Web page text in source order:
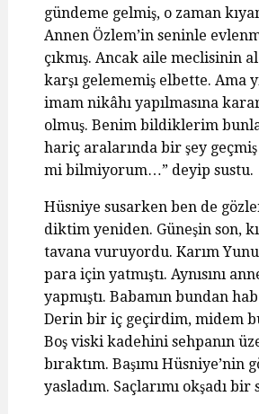
gündeme gelmiş, o zaman
Annen Özlem’in seninle
çıkmış. Ancak aile meclisinin
karşı gelememiş elbette. Ama
imam nikâhı yapılmasına
olmuş. Benim bildiklerim
hariç aralarında bir şey
mi bilmiyorum…” deyip sustu.
Hüsniye susarken ben de
diktim yeniden. Güneşin son,
tavana vuruyordu. Karım
para için yatmıştı. Aynısını
yapmıştı. Babamın bundan
Derin bir iç geçirdim, midem
Boş viski kadehini sehpanın
bıraktım. Başımı Hüsniye’nin
yasladım. Saçlarımı okşadı